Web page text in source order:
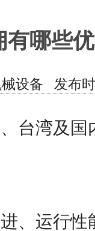
有哪些
设备 发布
台湾及
、运行性